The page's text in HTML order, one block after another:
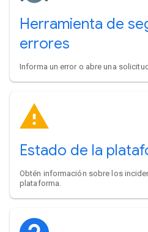
Herramienta de
errores
Informa un error o abre una
Estado de la
Obtén información sobre los
plataforma.